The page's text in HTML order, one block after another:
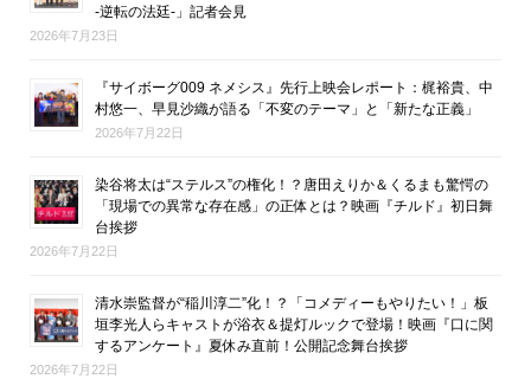
-逆転の法廷-」記者会見
2026年7月23日
『サイボーグ009 ネメシス』先行上映会レポート：梶裕貴、中
村悠一、早見沙織が語る「不変のテーマ」と「新たな正義」
2026年7月22日
染谷将太は“ステルス”の権化！？唐田えりか＆くるまも驚愕の
「現場での異常な存在感」の正体とは？映画『チルド』初日舞
台挨拶
2026年7月22日
清水崇監督が“稲川淳二”化！？「コメディーもやりたい！」板
垣李光人らキャストが浴衣＆提灯ルックで登場！映画『口に関
するアンケート』夏休み直前！公開記念舞台挨拶
2026年7月22日